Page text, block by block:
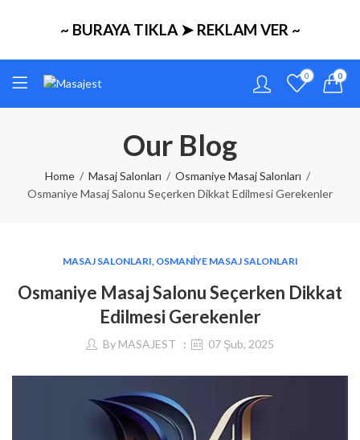
~ BURAYA TIKLA ➤ REKLAM VER ~
0 0
Our Blog
Home Masaj Salonları
Osmaniye Masaj Salonları
Osmaniye Masaj Salonu Seçerken Dikkat Edilmesi Gerekenler
MASAJ SALONLARI, OSMANIYE MASAJ SALONLARI
Osmaniye Masaj Salonu Seçerken Dikkat
Edilmesi Gerekenler
By MASAJEST 07 Şub, 2025